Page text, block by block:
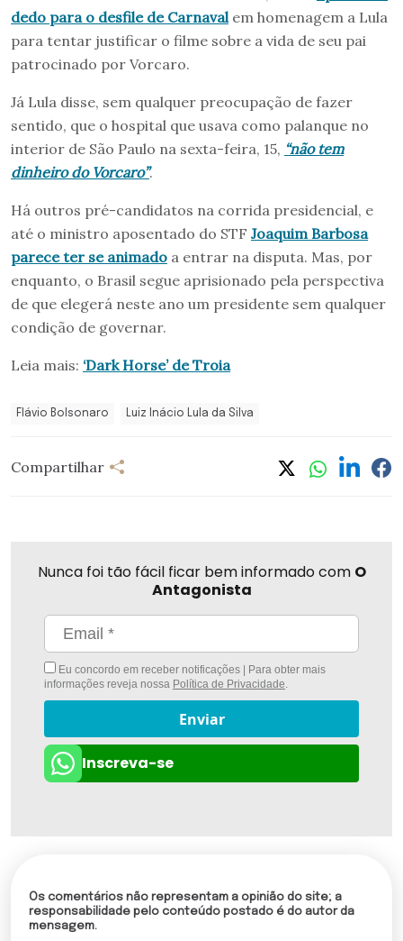
dedo para o desfile de Carnavalem homenagem a Lula
para tentar justificar o filme sobre a vida de seu pai
patrocinado por Vorcaro.
Já Lula disse, sem qualquer preocupação de fazer
sentido, que o hospital que usava como palanque no
interior de São Paulo na sexta-feira, 15, “não tem
dinheiro do Vorcaro”.
Há outros pré-candidatos na corrida presidencial, e
até o ministro aposentado do STF Joaquim Barbosa
parece ter se animado a entrar na disputa. Mas, por
enquanto, o Brasil segue aprisionado pela perspectiva
de que elegerá neste ano um presidente sem qualquer
condição de governar.
Leia mais: ‘Dark Horse’ de Troia
Flávio Bolsonaro Luiz Inácio Lula da Silva
Compartilhar
Nunca foi tão fácil ficar bem informado com O
Antagonista
Eu concordo em receber notificações | Para obter mais
informações reveja nossa Política de Privacidade.
Enviar
Inscreva-se
Os comentários não representam a opinião do site; a
responsabilidade pelo conteúdo postado é do autor da
mensagem.